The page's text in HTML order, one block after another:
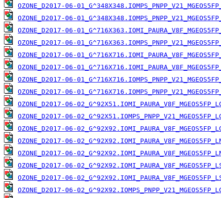
OZONE_D2017-06-
OZONE_D2017-06-
OZONE_D2017-06-
OZONE_D2017-06-
OZONE_D2017-06-
OZONE_D2017-06-
OZONE_D2017-06-
OZONE_D2017-06-
OZONE_D2017-06-
OZONE_D2017-06-
OZONE_D2017-06-
OZONE_D2017-06-
OZONE_D2017-06-
OZONE_D2017-06-
OZONE_D2017-06-
OZONE_D2017-06-